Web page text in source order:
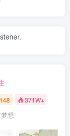
148 371W+
想